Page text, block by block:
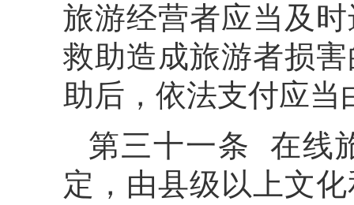
旅游经营者应当及
救助造成旅游者损
助后，依法支付应当
第三十一条 在线
定，由县级以上文